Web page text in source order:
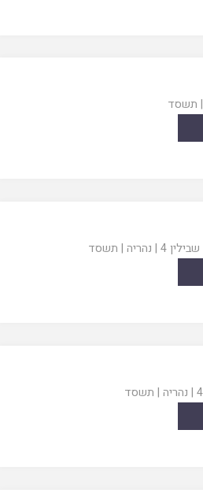
| תשסד
שבילין 4 | נהריה | תשסד
| נהריה | תשסד